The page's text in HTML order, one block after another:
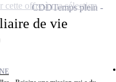
de vie
CDDTemps plein
cette offre à ma sélection